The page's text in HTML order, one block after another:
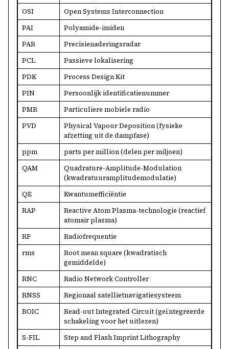
OSI
Open Systems Interconnection
PAI
Polyamide-imiden
PAR
Precisienaderingsradar
PCL
Passieve lokalisering
PDK
Process Design Kit
PIN
Persoonlijk identificatienummer
PMR
Particuliere mobiele radio
PVD
Physical Vapour Deposition (fysieke
afzetting uit de dampfase)
ppm
parts per million (delen per miljoen)
QAM
Quadrature-Amplitude-Modulation
(kwadratuuramplitudemodulatie)
QE
Kwantumefficiëntie
RAP
Reactive Atom Plasma-technologie (reactief
atomair plasma)
RF
Radiofrequentie
rms
Root mean square (kwadratisch
gemiddelde)
RNC
Radio Network Controller
RNSS
Regionaal satellietnavigatiesysteem
ROIC
Read-out Integrated Circuit (geïntegreerde
schakeling voor het uitlezen)
S-FIL
Step and Flash Imprint Lithography